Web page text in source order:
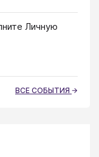
Личную
ВСЕ СОБЫТИЯ